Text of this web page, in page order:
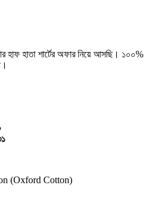
হাফ হাতা শার্টের অফার নিয়ে আসছি। ১০০%
(Oxford Cotton)